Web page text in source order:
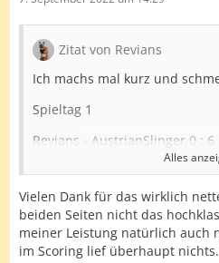
Zitat von Revians
Ich machs mal kurz und
Spieltag 1
Revians - AustrianSlinger 0 : 6
Ergebnis
Erstes Spiel, erste
und ich war voller Hoffnung.
bei Luca entschuldigt für das,
Alles
Vielen Dank für das wirklich
beiden Seiten nicht das
meiner Leistung natürlich auch
im Scoring lief überhaupt